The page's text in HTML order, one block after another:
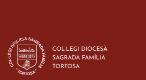
d’ESO-BSD a Irlanda
23 de març de 2026